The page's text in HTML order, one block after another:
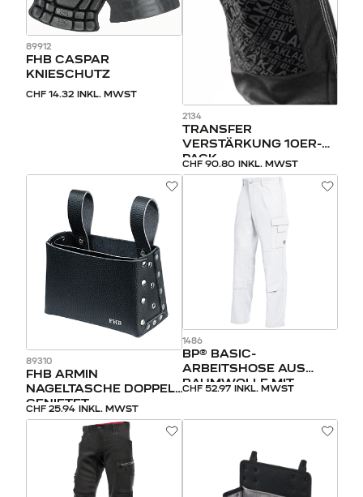
89912
FHB CASPAR
KNIESCHUTZ
CHF 14.32 INKL. MWST
2134
TRANSFER
VERSTÄRKUNG 10ER-
PACK
CHF 90.80 INKL. MWST
89310
FHB ARMIN
NAGELTASCHE DOPPELT
GENIETET
CHF 25.94 INKL. MWST
1486
BP® BASIC-
ARBEITSHOSE AUS
BAUMWOLLE MIT
CHF 52.97 INKL. MWST